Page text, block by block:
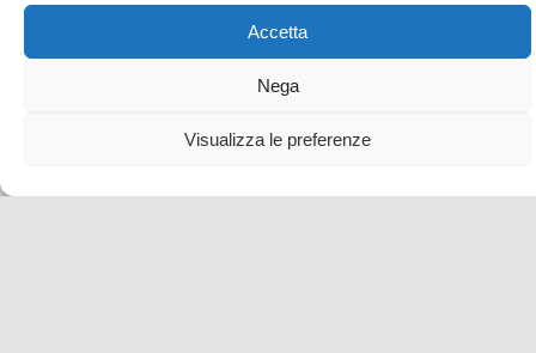
Accetta
Nega
Visualizza le preferenze
8 Gen , 2013 -